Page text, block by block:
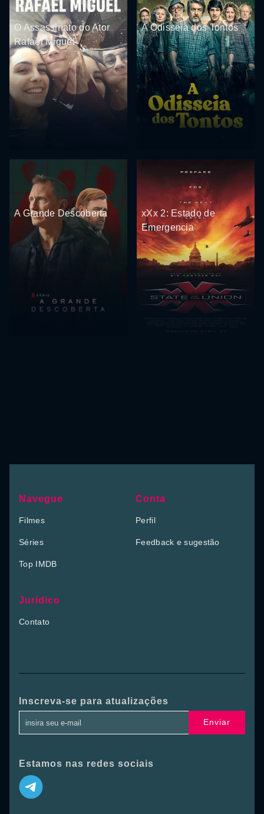
O Assassinato do Ator
Rafael Miguel
A Odisseia dos Tontos
A Grande Descoberta
xXx 2: Estado de
Emergencia
Navegue
Filmes
Séries
Top IMDB
Conta
Perfil
Feedback e sugestão
Jurídico
Contato
Inscreva-se para atualizações
Enviar
Estamos nas redes sociais